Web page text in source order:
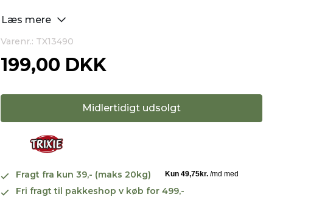
Læs mere
Varenr.: TX13490
199,00 DKK
Midlertidigt udsolgt
Fragt fra kun 39,- (maks 20kg)
Fri fragt til pakkeshop v køb for 499,-